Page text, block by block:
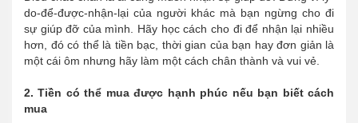
do-để-được-nhận-lại của người khác mà bạn ngừng cho đi
sự giúp đỡ của mình. Hãy học cách cho đi để nhận lại nhiều
hơn, đó có thể là tiền bạc, thời gian của bạn hay đơn giản là
một cái ôm nhưng hãy làm một cách chân thành và vui vẻ.
2. Tiền có thể mua được hạnh phúc nếu bạn biết cách
mua